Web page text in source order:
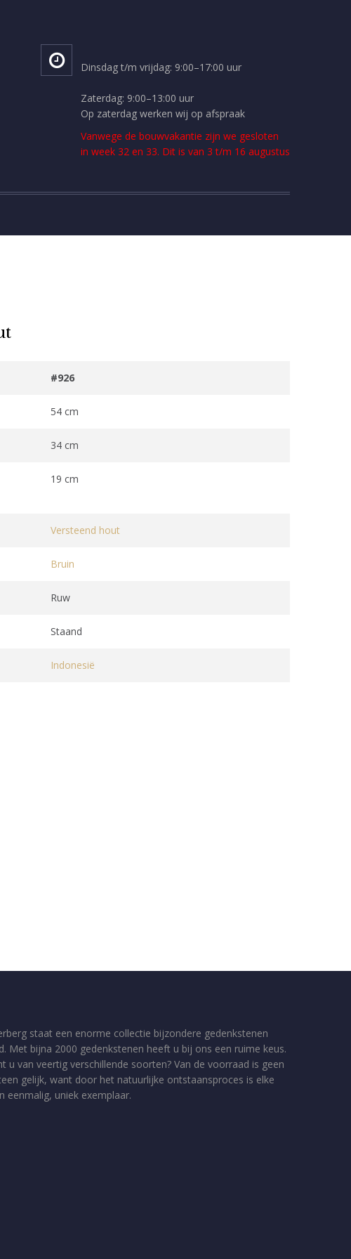
Dinsdag t/m vrijdag: 9:00–17:00 uur
Zaterdag: 9:00–13:00 uur
Op zaterdag werken wij op afspraak
Vanwege de bouwvakantie zijn we gesloten
in week 32 en 33. Dit is van 3 t/m 16 augustus
#926
54 cm
34 cm
19 cm
Versteend hout
Bruin
Ruw
Staand
Indonesië
staat een enorme collectie bijzondere gedenkstenen
Met bijna 2000 gedenkstenen heeft u bij ons een ruime keus.
u van veertig verschillende soorten? Van de voorraad is geen
gelijk, want door het natuurlijke ontstaansproces is elke
eenmalig, uniek exemplaar.